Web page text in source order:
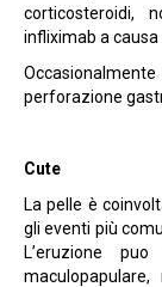
corticosteroidi,
infliximab a
perforazione
Cute
La pelle è
gli eventi più
L’eruzione